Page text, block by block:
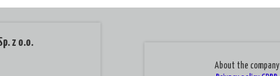
About the company
z o.o.